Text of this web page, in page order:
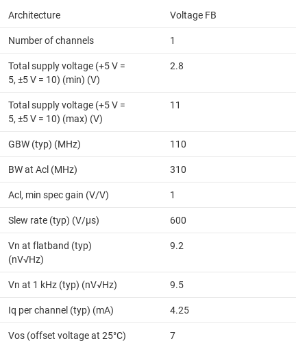
Architecture Voltage FB
Number of channels 1
Total supply voltage (+5 V =
5, ±5 V = 10) (min) (V)
2.8
Total supply voltage (+5 V =
5, ±5 V = 10) (max) (V)
11
GBW (typ) (MHz) 110
BW at Acl (MHz) 310
Acl, min spec gain (V/V) 1
Slew rate (typ) (V/µs) 600
Vn at flatband (typ)
(nV√Hz)
9.2
Vn at 1 kHz (typ) (nV√Hz) 9.5
Iq per channel (typ) (mA) 4.25
Vos (offset voltage at 25°C)
7